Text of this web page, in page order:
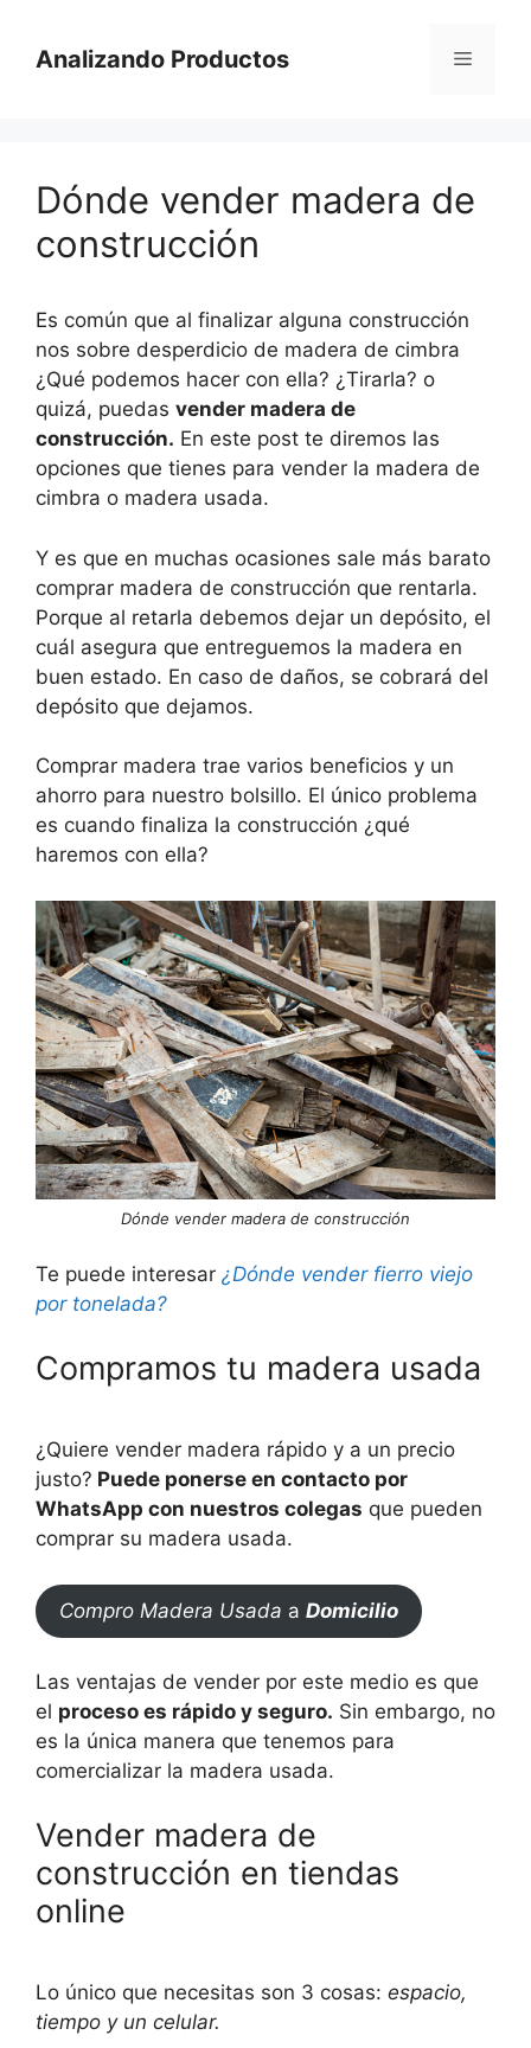
contenido
Analizando Productos Menú
Dónde vender madera de
construcción
Es común que al finalizar alguna construcción
nos sobre desperdicio de madera de cimbra
¿Qué podemos hacer con ella? ¿Tirarla? o
quizá, puedas vender madera de
construcción. En este post te diremos las
opciones que tienes para vender la madera de
cimbra o madera usada.
Y es que en muchas ocasiones sale más barato
comprar madera de construcción que rentarla.
Porque al retarla debemos dejar un depósito, el
cuál asegura que entreguemos la madera en
buen estado. En caso de daños, se cobrará del
depósito que dejamos.
Comprar madera trae varios beneficios y un
ahorro para nuestro bolsillo. El único problema
es cuando finaliza la construcción ¿qué
haremos con ella?
Dónde vender madera de construcción
Te puede interesar ¿Dónde vender fierro viejo
por tonelada?
Compramos tu madera usada
¿Quiere vender madera rápido y a un precio
justo? Puede ponerse en contacto por
WhatsApp con nuestros colegas que pueden
comprar su madera usada.
Compro Madera Usada a Domicilio
Las ventajas de vender por este medio es que
el proceso es rápido y seguro. Sin embargo, no
es la única manera que tenemos para
comercializar la madera usada.
Vender madera de
construcción en tiendas
online
Lo único que necesitas son 3 cosas: espacio,
tiempo y un celular.